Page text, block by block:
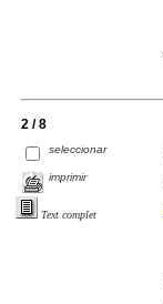
2 / 8
seleccionar
imprimir
Text complet